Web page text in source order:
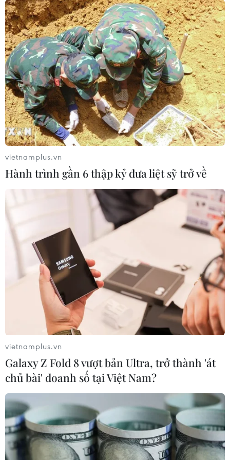
TIN CÙNG CHUYÊN MỤC
Chiến dịch siết nhập cư của Mỹ tăng
tốc, ICE bắt giữ 51.000 người
09/08/2026 06:56
Cháy rừng nghiêm trọng tại Canada,
vietnamplus.vn
Hành trình gần 6 thập kỷ đưa liệt sỹ trở về
vietnamplus.vn
Galaxy Z Fold 8 vượt bản Ultra, trở thành 'át
chủ bài' doanh số tại Việt Nam?